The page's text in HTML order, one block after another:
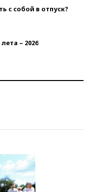
с собой в отпуск?
– 2026